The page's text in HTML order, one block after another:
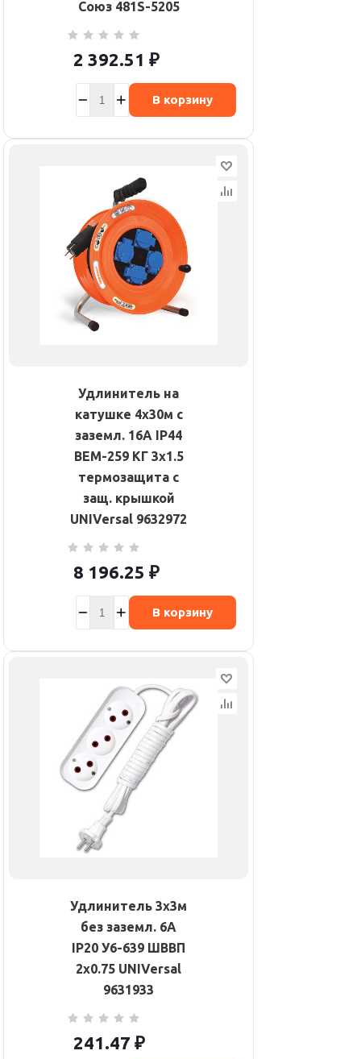
Союз 481S-5205
2 392.51 ₽
В корзину
Удлинитель на
катушке 4х30м с
заземл. 16А IP44
ВЕМ-259 КГ 3х1.5
термозащита с
защ. крышкой
UNIVersal 9632972
8 196.25 ₽
В корзину
Удлинитель 3х3м
без заземл. 6А
IP20 У6-639 ШВВП
2х0.75 UNIVersal
9631933
241.47 ₽